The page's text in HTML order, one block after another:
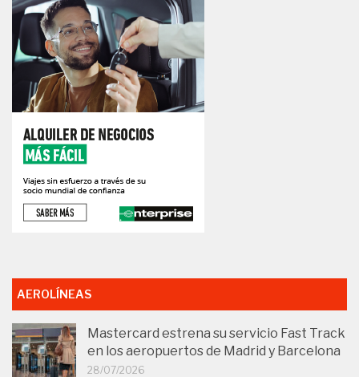
AEROLÍNEAS
Mastercard estrena su servicio Fast Track
en los aeropuertos de Madrid y Barcelona
28/07/2026